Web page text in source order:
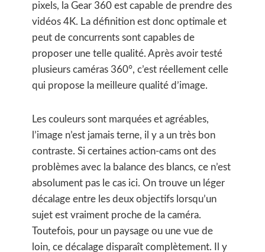
pixels, la Gear 360 est capable de prendre des
vidéos 4K. La définition est donc optimale et
peut de concurrents sont capables de
proposer une telle qualité. Après avoir testé
plusieurs caméras 360°, c’est réellement celle
qui propose la meilleure qualité d’image.
Les couleurs sont marquées et agréables,
l’image n’est jamais terne, il y a un très bon
contraste. Si certaines action-cams ont des
problèmes avec la balance des blancs, ce n’est
absolument pas le cas ici. On trouve un léger
décalage entre les deux objectifs lorsqu’un
sujet est vraiment proche de la caméra.
Toutefois, pour un paysage ou une vue de
loin, ce décalage disparaît complètement. Il y